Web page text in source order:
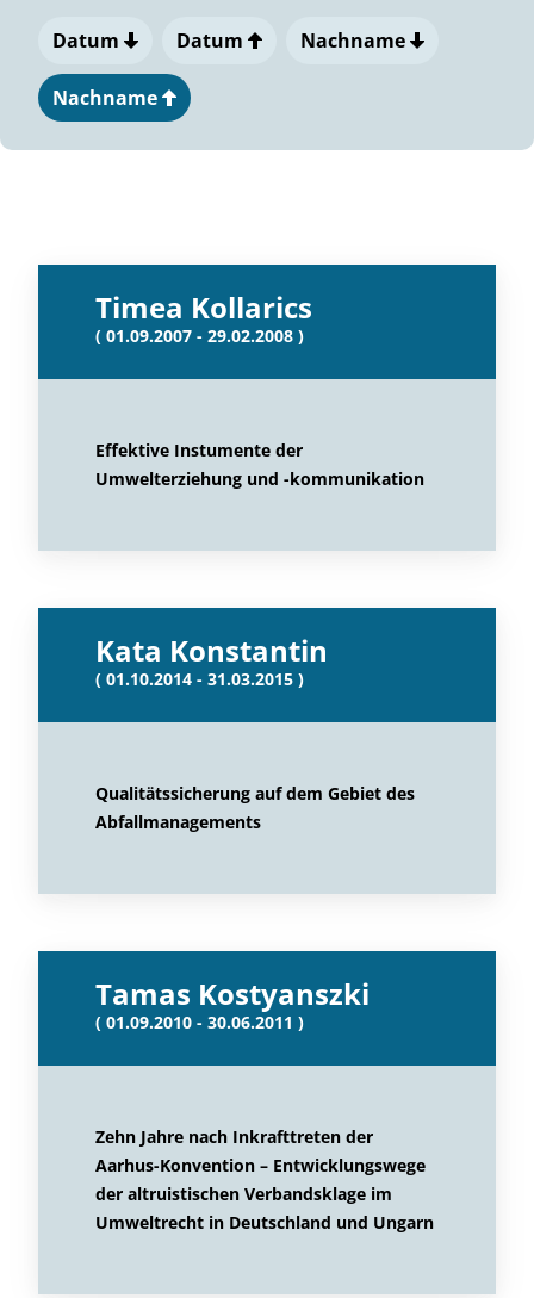
Datum Datum Nachname
Nachname
Timea Kollarics
( 01.09.2007 - 29.02.2008 )
Effektive Instumente der
Umwelterziehung und -kommunikation
Kata Konstantin
( 01.10.2014 - 31.03.2015 )
Qualitätssicherung auf dem Gebiet des
Abfallmanagements
Tamas Kostyanszki
( 01.09.2010 - 30.06.2011 )
Zehn Jahre nach Inkrafttreten der
Aarhus-Konvention – Entwicklungswege
der altruistischen Verbandsklage im
Umweltrecht in Deutschland und Ungarn